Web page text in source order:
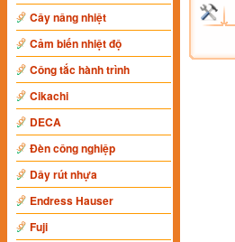
Cây nâng nhiệt
Cảm biến nhiệt độ
Công tắc hành trình
Cikachi
DECA
Đèn công nghiệp
Dây rút nhựa
Endress Hauser
Fuji